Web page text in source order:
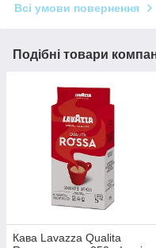
Всі умови повернення
Подібні товари
Кава Lavazza Qualita